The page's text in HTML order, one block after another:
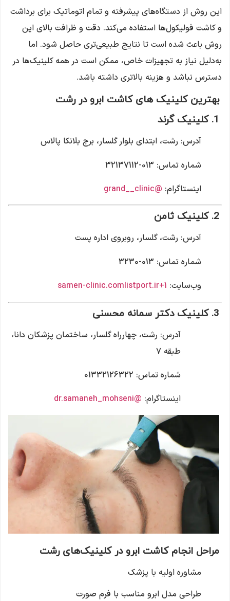
این روش از دستگاه‌های پیشرفته و تمام اتوماتیک برای برداشت
و کاشت فولیکول‌ها استفاده می‌کند. دقت و ظرافت بالای این
روش باعث شده است تا نتایج طبیعی‌تری حاصل شود. اما
به‌دلیل نیاز به تجهیزات خاص، ممکن است در همه کلینیک‌ها در
دسترس نباشد و هزینه بالاتری داشته باشد.
بهترین کلینیک های کاشت ابرو در رشت
1. کلینیک گرند
آدرس: رشت، ابتدای بلوار گلسار، برج بلانکا پالاس
شماره تماس: 013-32137112
اینستاگرام: @grand__clinic
2. کلینیک ثامن
آدرس: رشت، گلسار، روبروی اداره پست
شماره تماس: 013-3230
وب‌سایت:
samen-clinic.comlistport.ir+1
3. کلینیک دکتر سمانه محسنی
آدرس: رشت، چهارراه گلسار، ساختمان پزشکان دانا،
طبقه ۷
شماره تماس: 01332126322
اینستاگرام: @dr.samaneh_mohseni
مراحل انجام کاشت ابرو در کلینیک‌های رشت
مشاوره اولیه با پزشک
طراحی مدل ابرو مناسب با فرم صورت